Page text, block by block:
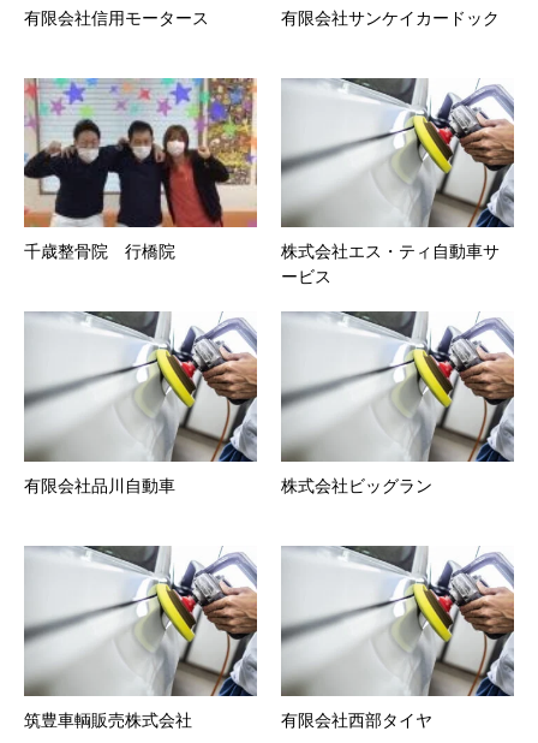
有限会社信用モータース 有限会社サンケイカードック
千歳整骨院 行橋院
株式会社エス・ティ自動車サ
ービス
有限会社品川自動車 株式会社ビッグラン
筑豊車輌販売株式会社 有限会社西部タイヤ